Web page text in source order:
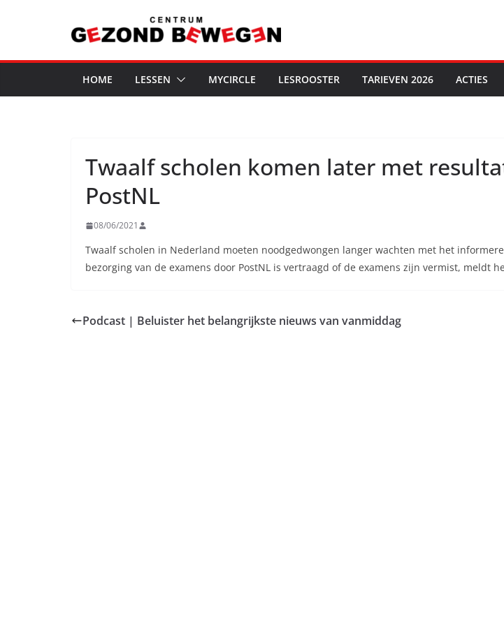
inhoud
HOME LESSEN MYCIRCLE LESROOSTER TARIEVEN 2026 ACTIES
Twaalf scholen komen later met
PostNL
08/06/2021
Twaalf scholen in Nederland moeten noodgedwongen langer wachten met het
bezorging van de examens door PostNL is vertraagd of de examens zijn vermist, meldt
Podcast | Beluister het belangrijkste nieuws van vanmiddag